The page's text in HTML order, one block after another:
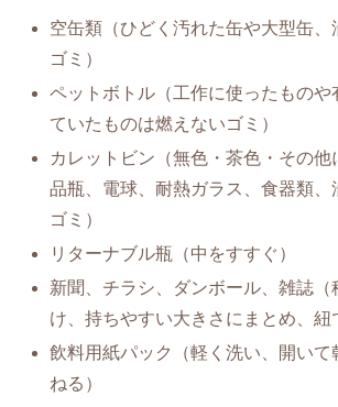
空缶類（ひどく汚れた缶や大型缶、
ゴミ）
ペットボトル（工作に使ったものや
ていたものは燃えないゴミ）
カレットビン（無色・茶色・その他
品瓶、電球、耐熱ガラス、食器類、
ゴミ）
リターナブル瓶（中をすすぐ）
新聞、チラシ、ダンボール、雑誌（
け、持ちやすい大きさにまとめ、紐
飲料用紙パック（軽く洗い、開いて
ねる）